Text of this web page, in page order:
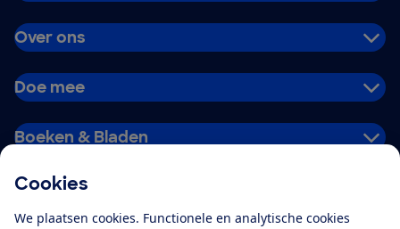
Cookies
We plaatsen cookies. Functionele en analytische cookies
Over ons
Doe mee
Boeken & Bladen